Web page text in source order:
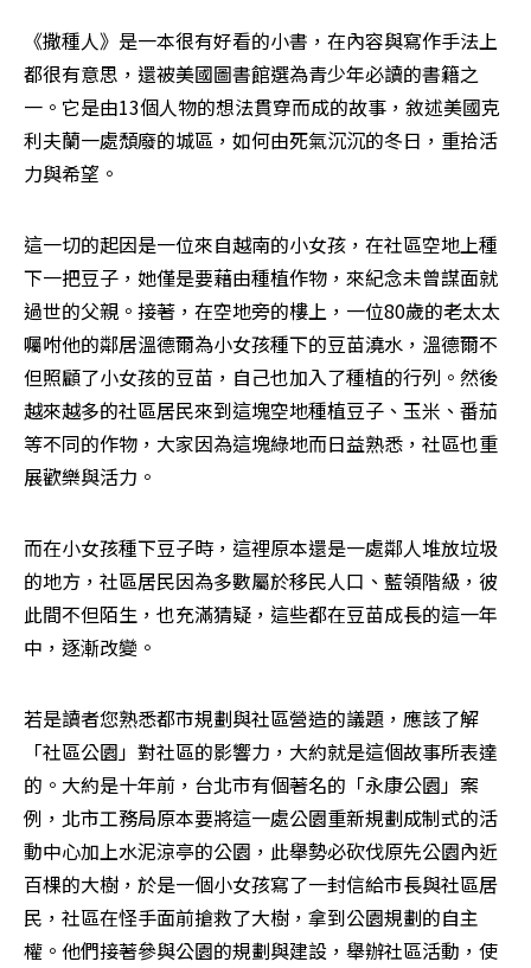
《撒種人》是一本很有好看的小書，在內容與寫作手法上
都很有意思，還被美國圖書館選為青少年必讀的書籍之
一。它是由13個人物的想法貫穿而成的故事，敘述美國克
利夫蘭一處頹廢的城區，如何由死氣沉沉的冬日，重拾活
力與希望。
這一切的起因是一位來自越南的小女孩，在社區空地上種
下一把豆子，她僅是要藉由種植作物，來紀念未曾謀面就
過世的父親。接著，在空地旁的樓上，一位80歲的老太太
囑咐他的鄰居溫德爾為小女孩種下的豆苗澆水，溫德爾不
但照顧了小女孩的豆苗，自己也加入了種植的行列。然後
越來越多的社區居民來到這塊空地種植豆子、玉米、番茄
等不同的作物，大家因為這塊綠地而日益熟悉，社區也重
展歡樂與活力。
而在小女孩種下豆子時，這裡原本還是一處鄰人堆放垃圾
的地方，社區居民因為多數屬於移民人口、藍領階級，彼
此間不但陌生，也充滿猜疑，這些都在豆苗成長的這一年
中，逐漸改變。
若是讀者您熟悉都市規劃與社區營造的議題，應該了解
「社區公園」對社區的影響力，大約就是這個故事所表達
的。大約是十年前，台北市有個著名的「永康公園」案
例，北市工務局原本要將這一處公園重新規劃成制式的活
動中心加上水泥涼亭的公園，此舉勢必砍伐原先公園內近
百棵的大樹，於是一個小女孩寫了一封信給市長與社區居
民，社區在怪手面前搶救了大樹，拿到公園規劃的自主
權。他們接著參與公園的規劃與建設，舉辦社區活動，使